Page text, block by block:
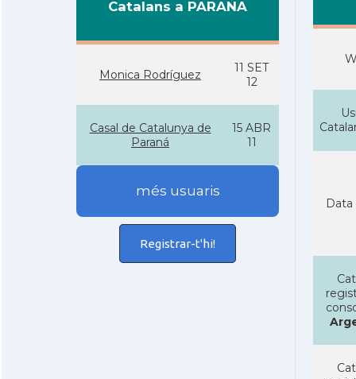
Catalans a PARANA
Monica Rodrí­guez
11 SET
12
Casal de Catalunya de
Paraná
15 ABR
11
més usuaris
Registrar-t'hi!
Data